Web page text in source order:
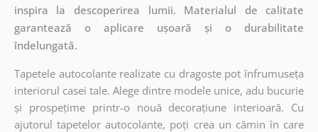
inspira la descoperirea lumii. Materialul de calitate
garantează o aplicare ușoară și o durabilitate
îndelungată.
Tapetele autocolante realizate cu dragoste pot înfrumuseța
interiorul casei tale. Alege dintre modele unice, adu bucurie
și prospețime printr-o nouă decorațiune interioară. Cu
ajutorul tapetelor autocolante, poți crea un cămin în care